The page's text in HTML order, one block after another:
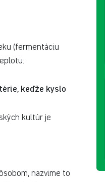
(fermentáciu
keďže kyslo
kultúr je
nazvime to